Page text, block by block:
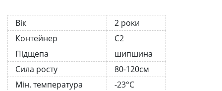
Вік
2 роки
Контейнер
С2
Підщепа
шипшина
Сила росту
80-120см
Мін. температура
-23°C